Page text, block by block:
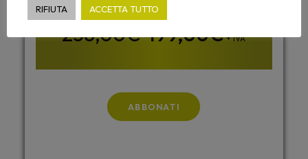
199,00€ + IVA
ABBONATI
RIFIUTA ACCETTA TUTTO